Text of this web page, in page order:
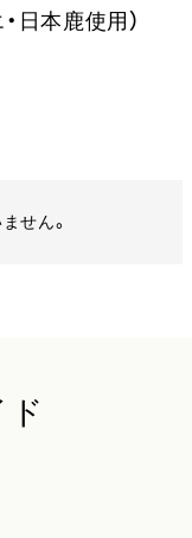
日本鹿使用）
せん。